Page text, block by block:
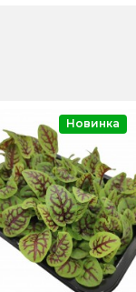
Новинка